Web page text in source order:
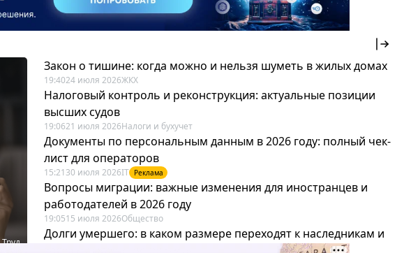
Труд
Закон о тишине: когда можно и нельзя шуметь в жилых домах
19:4024 июля 2026ЖКХ
Налоговый контроль и реконструкция: актуальные позиции
высших судов
19:0621 июля 2026Налоги и бухучет
Документы по персональным данным в 2026 году: полный чек-
лист для операторов
15:21 30 июля 2026IT Реклама
Вопросы миграции: важные изменения для иностранцев и
работодателей в 2026 году
19:0515 июля 2026Общество
Долги умершего: в каком размере переходят к наследникам и